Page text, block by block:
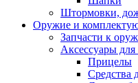
Штормовки,
Оружие и
Запчасти к
Аксессуары
Прицелы
Средства